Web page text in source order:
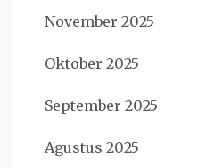
November 2025
Oktober 2025
September 2025
Agustus 2025